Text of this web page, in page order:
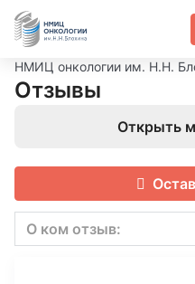
НМИЦ онкологии им. Н.Н.
Отзывы
Открыть
О ком отзыв: